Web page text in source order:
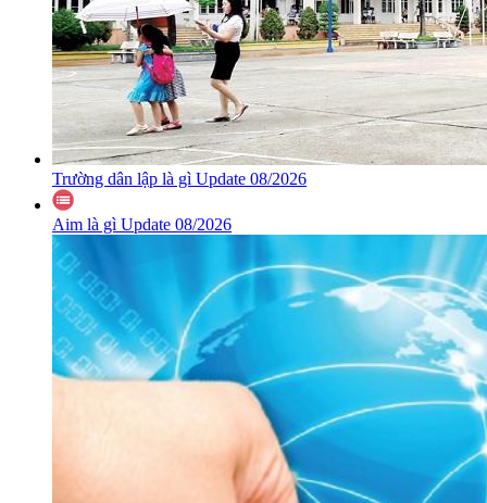
Trường dân lập là gì Update 08/2026
Aim là gì Update 08/2026